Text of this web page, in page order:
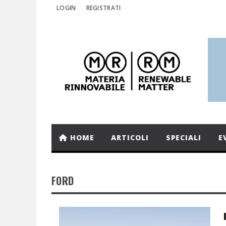
LOGIN REGISTRATI
HOME ARTICOLI SPECIALI
FORD